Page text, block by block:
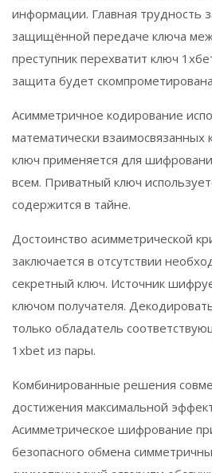
информации. Главная трудность
защищённой передаче ключа
преступник перехватит ключ
защита будет
Асимметричное кодирование
математически
ключ применяется для
всем. Приватный ключ
содержится в тайне.
Достоинство асимметрической
заключается в отсутствии
секретный ключ. Источник
ключом получателя.
только обладатель
1xbet из пары.
Комбинированные решения
достижения максимальной
Асимметрическое шифрование
безопасного обмена